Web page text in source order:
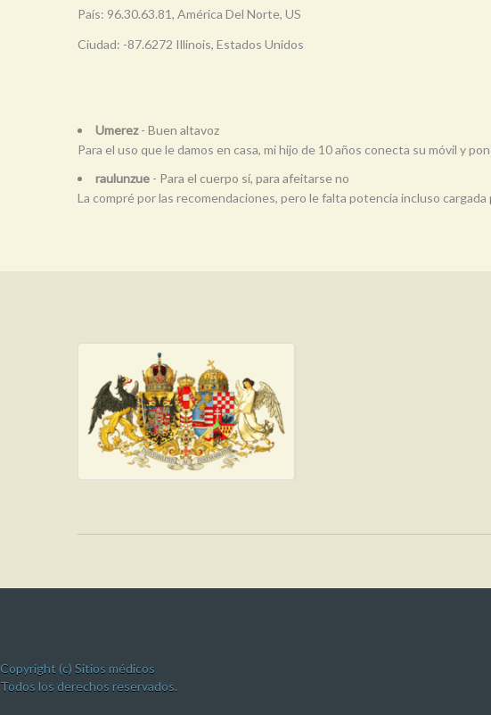
País: 96.30.63.81, América Del Norte, US
Ciudad: -87.6272 Illinois, Estados Unidos
Umerez- Buen altavoz
Para el uso que le damos en casa, mi hijo de 10 años conecta su móvil y
raulunzue - Para el cuerpo sí, para afeitarse no
La compré por las recomendaciones, pero le falta potencia incluso
Copyright (c) Sitios médicos
Todos los derechos reservados.